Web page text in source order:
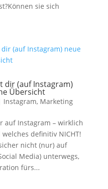
sie sich
dir (auf Instagram)
Übersicht
Instagram, Marketing
auf Instagram – wirklich
definitiv NICHT!
nicht (nur) auf
Media) unterwegs,
fürs...